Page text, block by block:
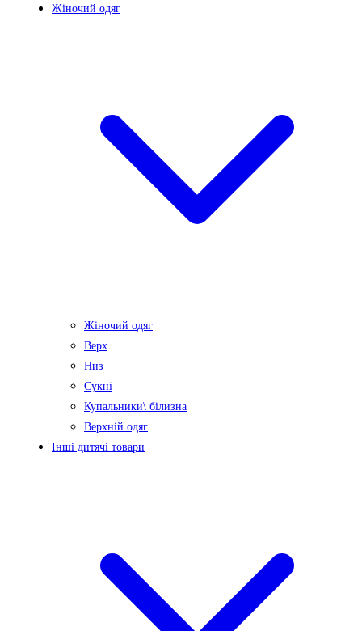
Жіночий одяг
Жіночий одяг
Верх
Низ
Сукні
Купальники\ білизна
Верхній одяг
Інші дитячі товари